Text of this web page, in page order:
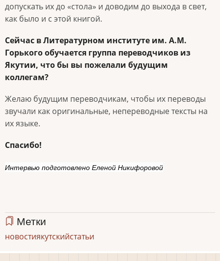
допускать их до «стола» и доводим до выхода в свет,
как было и с этой книгой.
Сейчас в Литературном институте им. А.М.
Горького обучается группа переводчиков из
Якутии, что бы вы пожелали будущим
коллегам?
Желаю будущим переводчикам, чтобы их переводы
звучали как оригинальные, непереводные тексты на
их языке.
Спасибо!
Интервью подготовлено Еленой Никифоровой
Метки
новостиякутскийстатьи